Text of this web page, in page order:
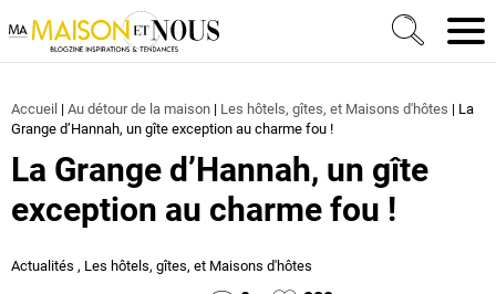
Ma Maison et Nous Construction, rénovation &
Accueil | Au détour de la maison | Les hôtels, gîtes, et Maisons d'hôtes | La
Grange d’Hannah, un gîte exception au charme fou !
La Grange d’Hannah, un gîte
exception au charme fou !
Actualités , Les hôtels, gîtes, et Maisons d'hôtes